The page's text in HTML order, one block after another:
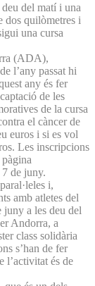
del matí i una
dos quilòmetres i
una cursa
(ADA),
l’any passat hi
any és fer
de les
de la cursa
el càncer de
euros i si es vol
Les inscripcions
de juny.
i,
amb atletes del
a les deu del
Andorra, a
class solidària
s’han de fer
l’activitat és de